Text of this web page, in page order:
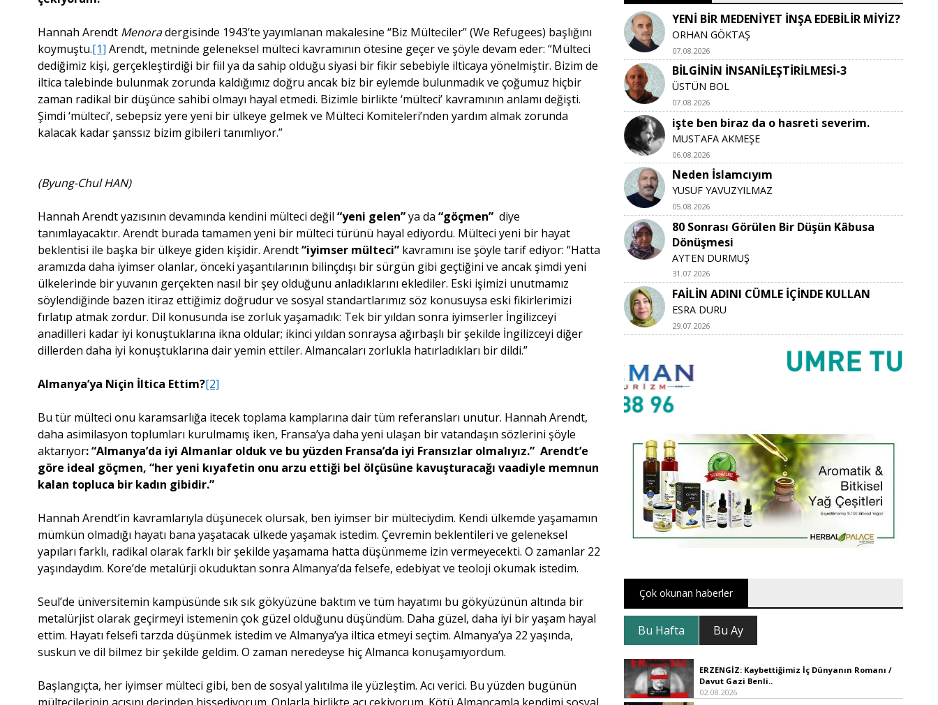
Hannah Arendt Menoradergisinde 1943’te yayımlanan makalesine “Biz Mülteciler” (We Refugees) başlığını
koymuştu.[1] Arendt, metninde geleneksel mülteci kavramının ötesine geçer ve şöyle devam eder: “Mülteci
dediğimiz kişi, gerçekleştirdiği bir fiil ya da sahip olduğu siyasi bir fikir sebebiyle ilticaya yönelmiştir. Bizim de
iltica talebinde bulunmak zorunda kaldığımız doğru ancak biz bir eylemde bulunmadık ve çoğumuz hiçbir
zaman radikal bir düşünce sahibi olmayı hayal etmedi. Bizimle birlikte ‘mülteci’ kavramının anlamı değişti.
Şimdi ‘mülteci’, sebepsiz yere yeni bir ülkeye gelmek ve Mülteci Komiteleri’nden yardım almak zorunda
kalacak kadar şanssız bizim gibileri tanımlıyor.”
(Byung-Chul HAN)
Hannah Arendt yazısının devamında kendini mülteci değil“yeni gelen”ya da “göçmen” diye
tanımlayacaktır. Arendt burada tamamen yeni bir mülteci türünü hayal ediyordu. Mülteci yeni bir hayat
beklentisi ile başka bir ülkeye giden kişidir. Arendt“iyimser mülteci” kavramını ise şöyle tarif ediyor: “Hatta
aramızda daha iyimser olanlar, önceki yaşantılarının bilinçdışı bir sürgün gibi geçtiğini ve ancak şimdi yeni
ülkelerinde bir yuvanın gerçekten nasıl bir şey olduğunu anladıklarını eklediler. Eski işimizi unutmamız
söylendiğinde bazen itiraz ettiğimiz doğrudur ve sosyal standartlarımız söz konusuysa eski fikirlerimizi
fırlatıp atmak zordur. Dil konusunda ise zorluk yaşamadık: Tek bir yıldan sonra iyimserler İngilizceyi
anadilleri kadar iyi konuştuklarına ikna oldular; ikinci yıldan sonraysa ağırbaşlı bir şekilde İngilizceyi diğer
dillerden daha iyi konuştuklarına dair yemin ettiler. Almancaları zorlukla hatırladıkları bir dildi.”
Almanya’ya Niçin İltica Ettim?[2]
Bu tür mülteci onu karamsarlığa itecek toplama kamplarına dair tüm referansları unutur. Hannah Arendt,
daha asimilasyon toplumları kurulmamış iken, Fransa’ya daha yeni ulaşan bir vatandaşın sözlerini şöyle
aktarıyor: “Almanya’da iyi Almanlar olduk ve bu yüzden Fransa’da iyi Fransızlar olmalıyız.” Arendt’e
göre ideal göçmen, “her yeni kıyafetin onu arzu ettiği bel ölçüsüne kavuşturacağı vaadiyle memnun
kalan topluca bir kadın gibidir.”
Hannah Arendt’in kavramlarıyla düşünecek olursak, ben iyimser bir mülteciydim. Kendi ülkemde yaşamamın
mümkün olmadığı hayatı bana yaşatacak ülkede yaşamak istedim. Çevremin beklentileri ve geleneksel
yapıları farklı, radikal olarak farklı bir şekilde yaşamama hatta düşünmeme izin vermeyecekti. O zamanlar 22
yaşındaydım. Kore’de metalürji okuduktan sonra Almanya’da felsefe, edebiyat ve teoloji okumak istedim.
Seul’de üniversitemin kampüsünde sık sık gökyüzüne baktım ve tüm hayatımı bu gökyüzünün altında bir
metalürjist olarak geçirmeyi istemenin çok güzel olduğunu düşündüm. Daha güzel, daha iyi bir yaşam hayal
ettim. Hayatı felsefi tarzda düşünmek istedim ve Almanya’ya iltica etmeyi seçtim. Almanya’ya 22 yaşında,
suskun ve dil bilmez bir şekilde geldim. O zaman neredeyse hiç Almanca konuşamıyordum.
Başlangıçta, her iyimser mülteci gibi, ben de sosyal yalıtılma ile yüzleştim. Acı verici. Bu yüzden bugünün
YENİ BİR MEDENİYET İNŞA EDEBİLİR MİYİZ?
ORHAN GÖKTAŞ
07.08.2026
BİLGİNİN İNSANİLEŞTİRİLMESİ-3
ÜSTÜN BOL
07.08.2026
işte ben biraz da o hasreti severim.
MUSTAFA AKMEŞE
06.08.2026
Neden İslamcıyım
YUSUF YAVUZYILMAZ
05.08.2026
80 Sonrası Görülen Bir Düşün Kâbusa
Dönüşmesi
AYTEN DURMUŞ
31.07.2026
FAİLİN ADINI CÜMLE İÇİNDE KULLAN
ESRA DURU
29.07.2026
Çok okunan haberler
Bu Hafta Bu Ay
ERZENGİZ: Kaybettiğimiz İç Dünyanın Romanı /
Davut Gazi Benli..
02.08.2026